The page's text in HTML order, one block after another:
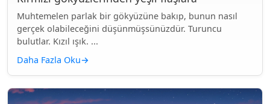
Muhtemelen parlak bir gökyüzüne bakıp, bunun nasıl
gerçek olabileceğini düşünmüşsünüzdür. Turuncu
bulutlar. Kızıl ışık. ...
Daha Fazla Oku→